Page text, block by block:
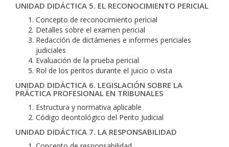
UNIDAD DIDÁCTICA 5. EL RECONOCIMIENTO PERICIAL
Concepto de reconocimiento pericial
Detalles sobre el examen pericial
Redacción de dictámenes e informes periciales
judiciales
Evaluación de la prueba pericial
Rol de los peritos durante el juicio o vista
UNIDAD DIDÁCTICA 6. LEGISLACIÓN SOBRE LA
PRÁCTICA PROFESIONAL EN TRIBUNALES
Estructura y normativa aplicable
Código deontológico del Perito Judicial
UNIDAD DIDÁCTICA 7. LA RESPONSABILIDAD